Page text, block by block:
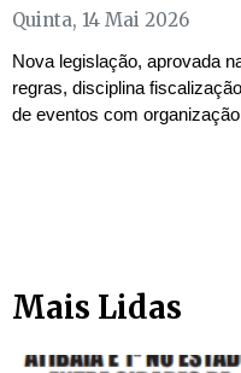
Quinta, 14 Mai 2026
Nova legislação, aprovada
regras, disciplina
de eventos com
Mais Lidas